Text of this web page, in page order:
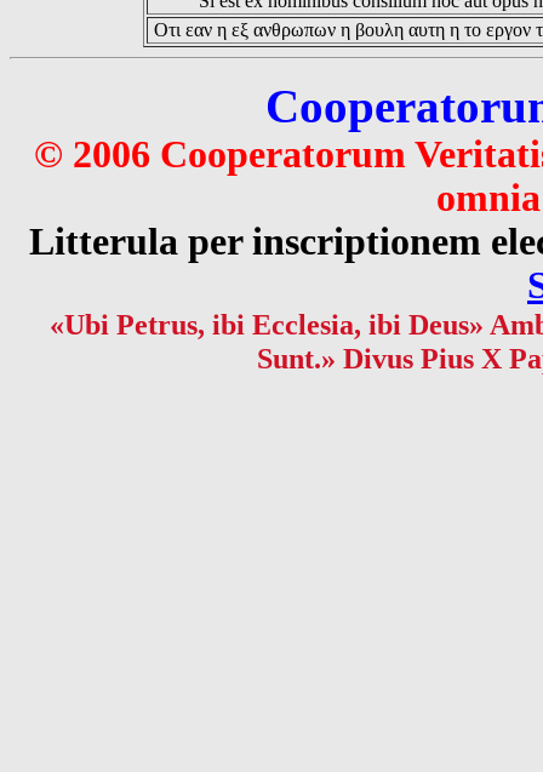
Οτι εαν η εξ ανθρωπων η βουλη αυτη η το εργον
© 2006 Cooperatorum
Litterula per inscriptionem
«Ubi Petrus, ibi Ecclesia, ibi Deus»
Sunt.» Divus Pius X